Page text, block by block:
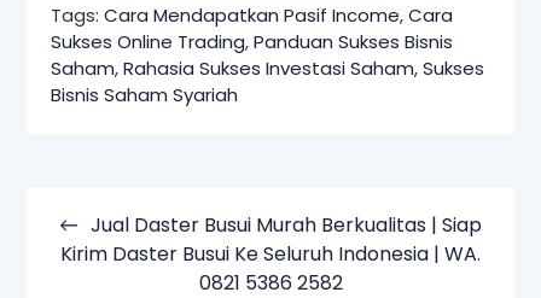
Tags:Cara Mendapatkan Pasif Income,Cara
Sukses Online Trading,Panduan Sukses Bisnis
Saham,Rahasia Sukses Investasi Saham,Sukses
Bisnis Saham Syariah
pos
Jual Daster Busui Murah Berkualitas | Siap
Kirim Daster Busui Ke Seluruh Indonesia | WA.
0821 5386 2582